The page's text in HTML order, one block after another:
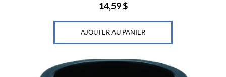
14,59$
AJOUTER AU PANIER